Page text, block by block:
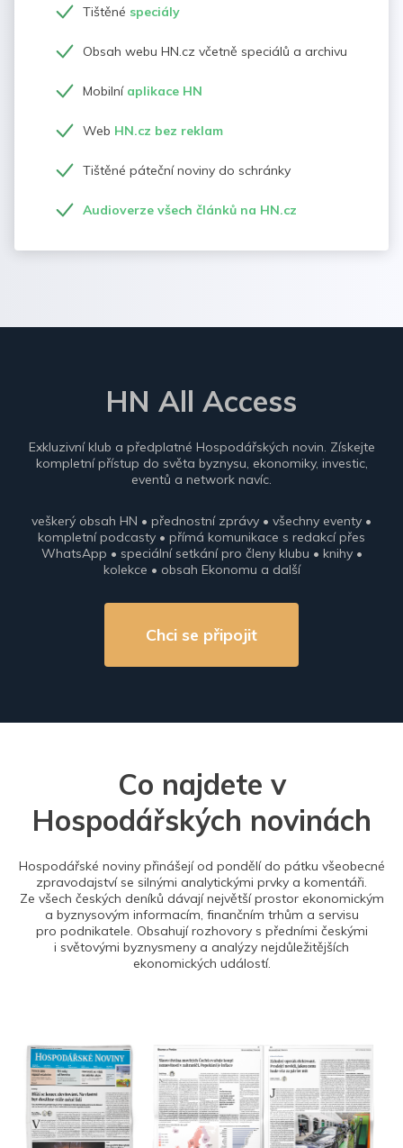
Tištěné speciály
Obsah webu HN.cz včetně speciálů a archivu
Mobilní aplikace HN
Web HN.cz bez reklam
Tištěné páteční noviny do schránky
Audioverze všech článků na HN.cz
HN All Access
Exkluzivní klub a předplatné Hospodářských novin. Získejte
kompletní přístup do světa byznysu, ekonomiky, investic,
eventů a network navíc.
veškerý obsah HN • přednostní zprávy • všechny eventy •
kompletní podcasty • přímá komunikace s redakcí přes
WhatsApp • speciální setkání pro členy klubu • knihy •
kolekce • obsah Ekonomu a další
Chci se připojit
Co najdete v
Hospodářských novinách
Hospodářské noviny přinášejí od pondělí do pátku všeobecné
zpravodajství se silnými analytickými prvky a komentáři.
Ze všech českých deníků dávají největší prostor ekonomickým
a byznysovým informacím, finančním trhům a servisu
pro podnikatele. Obsahují rozhovory s předními českými
i světovými byznysmeny a analýzy nejdůležitějších
ekonomických událostí.